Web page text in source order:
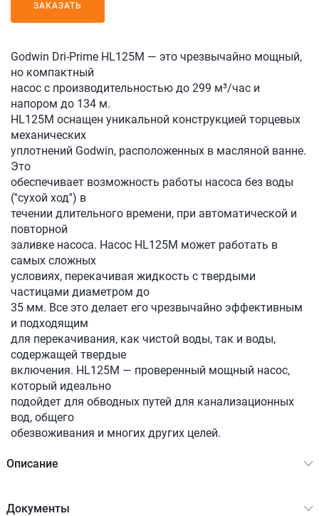
ЗАКАЗАТЬ
Godwin Dri-Prime HL125M — это чрезвычайно мощный,
но компактный
насос с производительностью до 299 м³/час и
напором до 134 м.
HL125M оснащен уникальной конструкцией торцевых
механических
уплотнений Godwin, расположенных в масляной ванне.
Это
обеспечивает возможность работы насоса без воды
(''сухой ход'') в
течении длительного времени, при автоматической и
повторной
заливке насоса. Насос HL125M может работать в
самых сложных
условиях, перекачивая жидкость с твердыми
частицами диаметром до
35 мм. Все это делает его чрезвычайно эффективным
и подходящим
для перекачивания, как чистой воды, так и воды,
содержащей твердые
включения. HL125M — проверенный мощный насос,
который идеально
подойдет для обводных путей для канализационных
вод, общего
обезвоживания и многих других целей.
Описание
Документы